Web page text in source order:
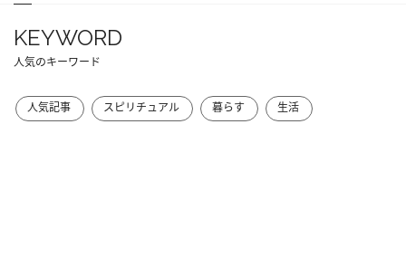
KEYWORD
人気のキーワード
人気記事 スピリチュアル 暮らす 生活